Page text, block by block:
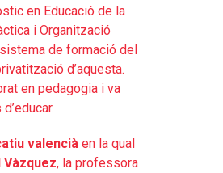
en Educació de la
i Organització
de formació del
d’aquesta.
en pedagogia i va
valencià en la qual
Vàzquez, la professora